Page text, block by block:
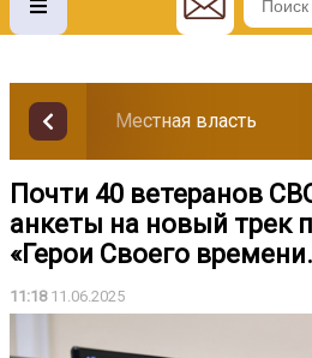
Местная власть
Почти 40 ветеранов
анкеты на новый трек
«Герои Своего
11:1811.06.2025